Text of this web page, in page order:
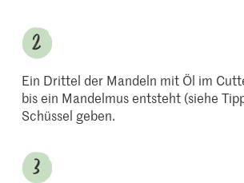
Ein Drittel der Mandeln mit Öl im
bis ein Mandelmus entsteht (siehe
Schüssel geben.